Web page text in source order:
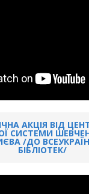
АКЦІЯ ВІД
СИСТЕМИ
/ДО
БІБЛІОТЕК/